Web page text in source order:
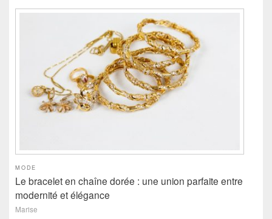
MODE
Le bracelet en chaîne dorée : une union parfaite entre
modernité et élégance
Marise